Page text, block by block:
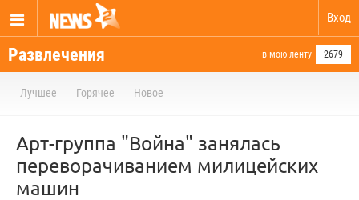
Вход
Развлечения в мою ленту 2679
Лучшее Горячее Новое
Арт-группа "Война" занялась
переворачиванием милицейских
машин